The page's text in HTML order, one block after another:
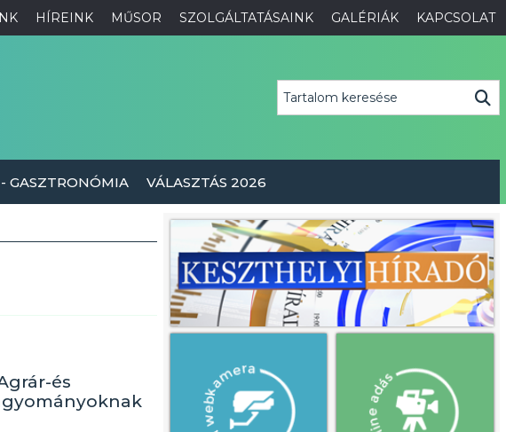
HÍREINK MŰSOR SZOLGÁLTATÁSAINK GALÉRIÁK KAPCSOLAT
GASZTRONÓMIA VÁLASZTÁS 2026
és